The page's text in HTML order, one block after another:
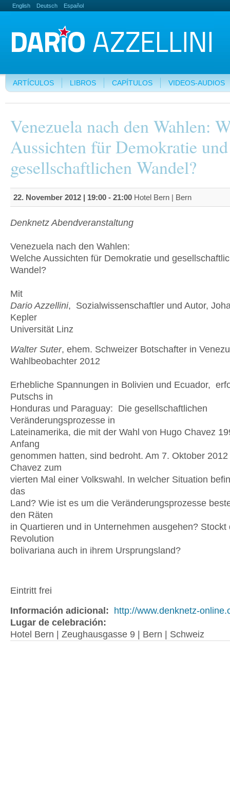
English Deutsch Español
ARTÍCULOS LIBROS CAPÍTULOS VIDEOS-AUDIOS
Venezuela nach den Wahlen:
Aussichten für Demokratie und
gesellschaftlichen Wandel?
22. November 2012 | 19:00 - 21:00 Hotel Bern | Bern
Denknetz Abendveranstaltung
Venezuela nach den Wahlen:
Welche Aussichten für Demokratie und
Wandel?
Mit
Dario Azzellini, Sozialwissenschaftler und Autor,
Kepler
Universität Linz
Walter Suter, ehem. Schweizer Botschafter in
Wahlbeobachter 2012
Erhebliche Spannungen in Bolivien und Ecuador,
Putschs in
Honduras und Paraguay: Die gesellschaftlichen
Veränderungsprozesse in
Lateinamerika, die mit der Wahl von Hugo Chavez
Anfang
genommen hatten, sind bedroht. Am 7. Oktober
Chavez zum
vierten Mal einer Volkswahl. In welcher Situation
das
Land? Wie ist es um die Veränderungsprozesse
den Räten
in Quartieren und in Unternehmen ausgehen? Stockt
Revolution
bolivariana auch in ihrem Ursprungsland?
Eintritt frei
Información adicional:
http://www.denknetz-
Lugar de celebración:
Hotel Bern | Zeughausgasse 9 | Bern | Schweiz